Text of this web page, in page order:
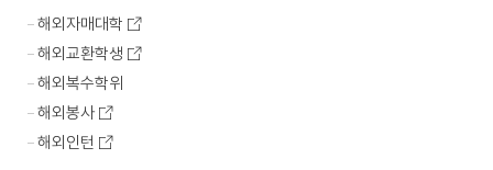
해외자매대학
해외교환학생
해외복수학위
해외봉사
해외인턴